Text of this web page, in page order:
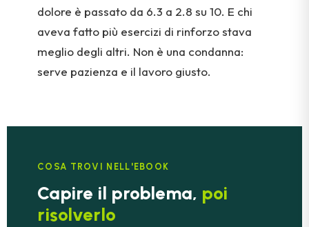
dolore è passato da 6.3 a 2.8 su 10. E chi
aveva fatto più esercizi di rinforzo stava
meglio degli altri. Non è una condanna:
serve pazienza e il lavoro giusto.
COSA TROVI NELL'EBOOK
Capire il problema, poi
risolverlo